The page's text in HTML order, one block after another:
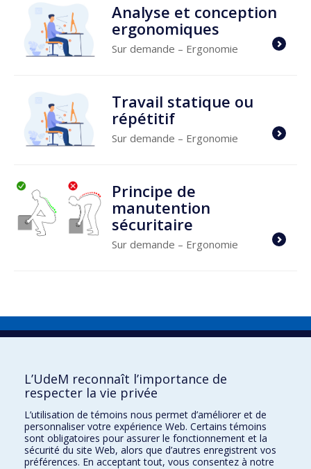
Analyse et conception
ergonomiques
Sur demande – Ergonomie
Travail statique ou
répétitif
Sur demande – Ergonomie
Principe de
manutention
sécuritaire
Sur demande – Ergonomie
Direction de la prévention et de la
Nous joindre
Carrières
Lois, directives, règlements et normes
Plan du site
L’UdeM reconnaît l’importance de
respecter la vie privée
L’utilisation de témoins nous permet d’améliorer et de
personnaliser votre expérience Web. Certains témoins
sont obligatoires pour assurer le fonctionnement et la
sécurité du site Web, alors que d’autres enregistrent vos
préférences. En acceptant tout, vous consentez à notre